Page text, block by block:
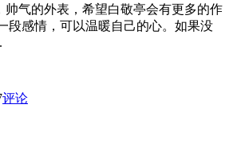
帅气的外表，希望白敬亭会有更多的作
段感情，可以温暖自己的心。如果没
评论